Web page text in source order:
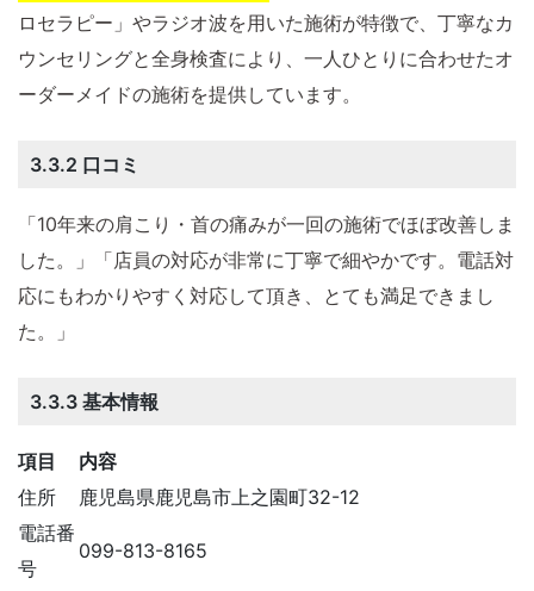
ロセラピー」やラジオ波を用いた施術が特徴で、丁寧なカ
ウンセリングと全身検査により、一人ひとりに合わせたオ
ーダーメイドの施術を提供しています。
3.3.2 口コミ
「10年来の肩こり・首の痛みが一回の施術でほぼ改善しま
した。」「店員の対応が非常に丁寧で細やかです。電話対
応にもわかりやすく対応して頂き、とても満足できまし
た。」
3.3.3 基本情報
項目
内容
住所
鹿児島県鹿児島市上之園町32-12
電話番
号
099-813-8165